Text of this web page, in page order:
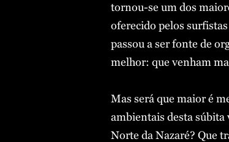
tornou-se um dos
oferecido pelos
passou a ser fonte de
melhor: que venham
Mas será que maior é
ambientais desta súbita
Norte da Nazaré? Que